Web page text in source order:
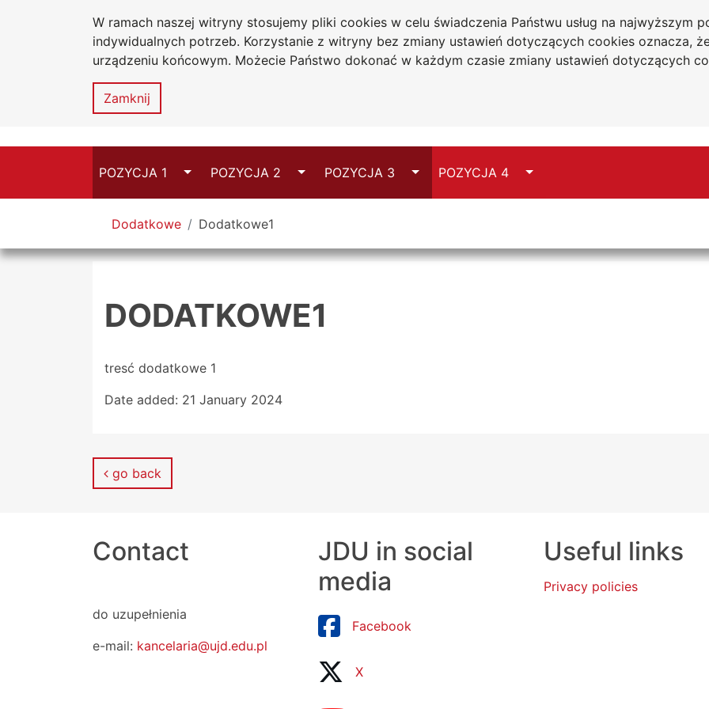
W ramach naszej witryny stosujemy pliki cookies w celu świadczenia Państwu usług na najwyższym
indywidualnych potrzeb. Korzystanie z witryny bez zmiany ustawień dotyczących cookies oznacza,
urządzeniu końcowym. Możecie Państwo dokonać w każdym czasie zmiany ustawień dotyczących
Zamknij
Go to the main menu
Go to content
Go to Search
Go to sitemap
Uniwersytet
Jana
Długosza
Collegium
Medicum
im. dr.
POZYCJA 1 SwitchPOZYCJA 2 SwitchPOZYCJA 3 SwitchPOZYCJA 4 Switch
You are here
Dodatkowe Dodatkowe1
DODATKOWE1
tresć dodatkowe 1
Date added: 21 January 2024
go back
Contact
do uzupełnienia
e-mail: kancelaria@ujd.edu.pl
JDU in social
media
Facebook
X
Useful links
Privacy policies